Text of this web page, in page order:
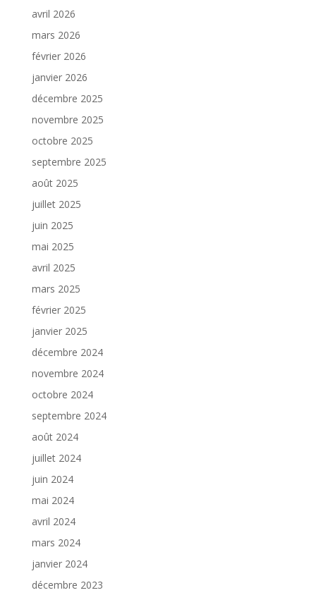
avril 2026
mars 2026
février 2026
janvier 2026
décembre 2025
novembre 2025
octobre 2025
septembre 2025
août 2025
juillet 2025
juin 2025
mai 2025
avril 2025
mars 2025
février 2025
janvier 2025
décembre 2024
novembre 2024
octobre 2024
septembre 2024
août 2024
juillet 2024
juin 2024
mai 2024
avril 2024
mars 2024
janvier 2024
décembre 2023